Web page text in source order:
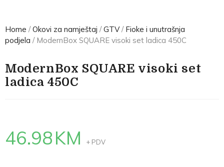
Home /Okovi za namještaj /GTV/ Fioke i unutrašnja
podjela / ModernBox SQUARE visoki set ladica 450C
ModernBox SQUARE visoki set
ladica 450C
46.98KM + PDV